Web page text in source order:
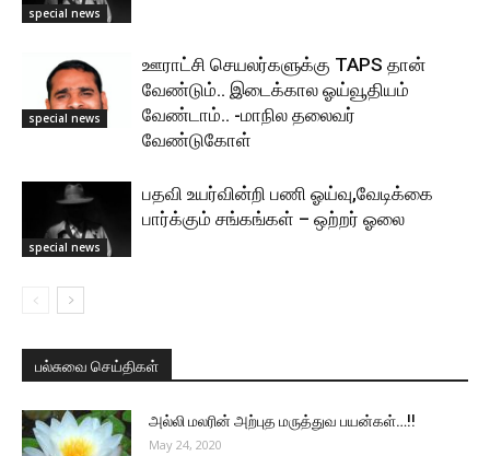
special news
special news
ஊராட்சி செயலர்களுக்கு TAPS தான்
வேண்டும்.. இடைக்கால ஓய்வூதியம்
வேண்டாம்.. -மாநில தலைவர்
வேண்டுகோள்
special news
பதவி உயர்வின்றி பணி ஓய்வு,வேடிக்கை
பார்க்கும் சங்கங்கள் – ஒற்றர் ஓலை
பல்சுவை செய்திகள்
அல்லி மலரின் அற்புத மருத்துவ பயன்கள்…!!
May 24, 2020